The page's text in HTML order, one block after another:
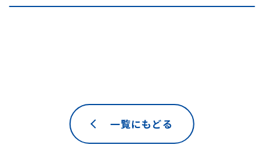
一覧にもどる